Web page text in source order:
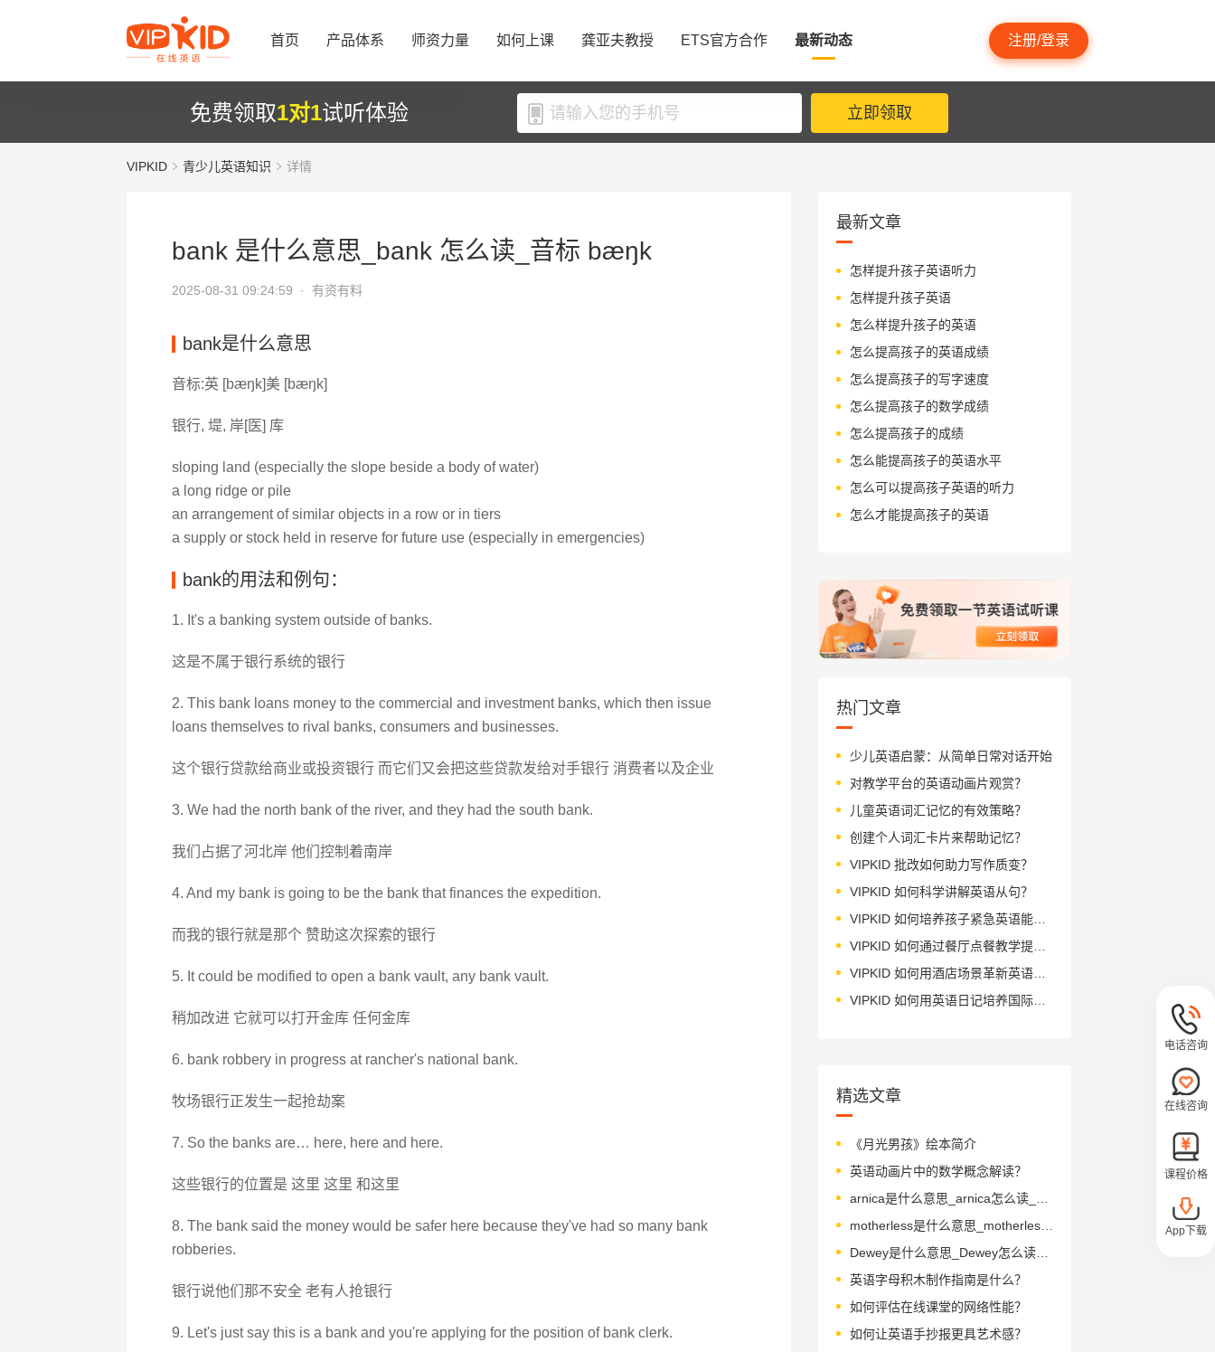
首页 产品体系 师资力量 如何上课 龚亚夫教授 ETS官方合作 最新动态 注册/登录
免费领取1对1试听体验 立即领取
VIPKID 青少儿英语知识 详情
bank 是什么意思_bank 怎么读_音标 bæŋk
2025-08-31 09:24:59 · 有资有料
bank是什么意思
音标:英 [bæŋk]美 [bæŋk]
银行, 堤, 岸[医] 库
sloping land (especially the slope beside a body of water)
a long ridge or pile
an arrangement of similar objects in a row or in tiers
a supply or stock held in reserve for future use (especially in emergencies)
bank的用法和例句：
1. It's a banking system outside of banks.
这是不属于银行系统的银行
2. This bank loans money to the commercial and investment banks, which then issue
loans themselves to rival banks, consumers and businesses.
这个银行贷款给商业或投资银行 而它们又会把这些贷款发给对手银行 消费者以及企业
3. We had the north bank of the river, and they had the south bank.
我们占据了河北岸 他们控制着南岸
4. And my bank is going to be the bank that finances the expedition.
而我的银行就是那个 赞助这次探索的银行
5. It could be modified to open a bank vault, any bank vault.
稍加改进 它就可以打开金库 任何金库
6. bank robbery in progress at rancher's national bank.
牧场银行正发生一起抢劫案
7. So the banks are… here, here and here.
这些银行的位置是 这里 这里 和这里
8. The bank said the money would be safer here because they've had so many bank
robberies.
银行说他们那不安全 老有人抢银行
9. Let's just say this is a bank and you're applying for the position of bank clerk.
最新文章
怎样提升孩子英语听力
怎样提升孩子英语
怎么样提升孩子的英语
怎么提高孩子的英语成绩
怎么提高孩子的写字速度
怎么提高孩子的数学成绩
怎么提高孩子的成绩
怎么能提高孩子的英语水平
怎么可以提高孩子英语的听力
怎么才能提高孩子的英语
热门文章
少儿英语启蒙：从简单日常对话开始
对教学平台的英语动画片观赏？
儿童英语词汇记忆的有效策略？
创建个人词汇卡片来帮助记忆？
VIPKID 批改如何助力写作质变？
VIPKID 如何科学讲解英语从句？
VIPKID 如何培养孩子紧急英语能力？
VIPKID 如何通过餐厅点餐教学提升少儿英语应用能力？
VIPKID 如何用酒店场景革新英语教学？
VIPKID 如何用英语日记培养国际化人才？
精选文章
《月光男孩》绘本简介
英语动画片中的数学概念解读？
motherless是什么意思_motherless怎么读_音标'mʌðәlis
Dewey是什么意思_Dewey怎么读_音标ˈdju(-)ɪ
英语字母积木制作指南是什么？
如何评估在线课堂的网络性能？
如何让英语手抄报更具艺术感？
电话咨询
在线咨询
课程价格
App下载